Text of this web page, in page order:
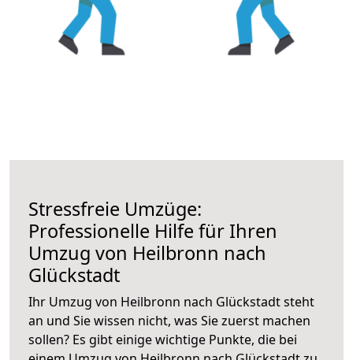
Stressfreie Umzüge:
Professionelle Hilfe für Ihren
Umzug von Heilbronn nach
Glückstadt
Ihr Umzug von Heilbronn nach Glückstadt steht
an und Sie wissen nicht, was Sie zuerst machen
sollen? Es gibt einige wichtige Punkte, die bei